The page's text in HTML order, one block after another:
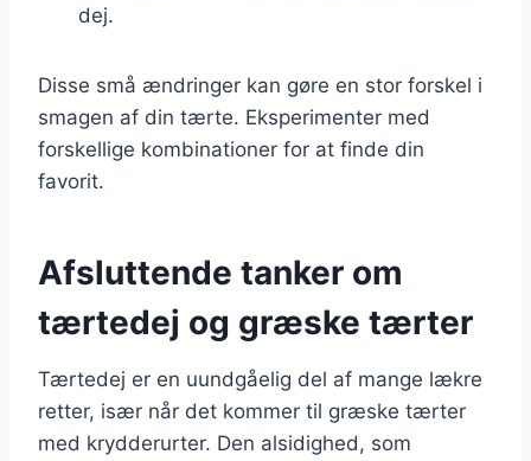
dej.
Disse små ændringer kan gøre en stor forskel i
smagen af din tærte. Eksperimenter med
forskellige kombinationer for at finde din
favorit.
Afsluttende tanker om
tærtedej og græske tærter
Tærtedej er en uundgåelig del af mange lækre
retter, især når det kommer til græske tærter
med krydderurter. Den alsidighed, som